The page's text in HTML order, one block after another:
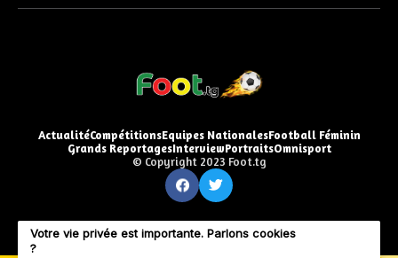
ActualitéCompétitionsEquipes NationalesFootball Féminin
Grands ReportagesInterviewPortraitsOmnisport
© Copyright 2023 Foot.tg
Votre vie privée est importante. Parlons cookies
?